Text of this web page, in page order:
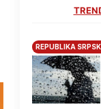
REPUBLIKA